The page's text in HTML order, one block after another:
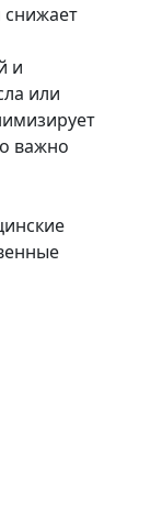
снижает
и
или
важно